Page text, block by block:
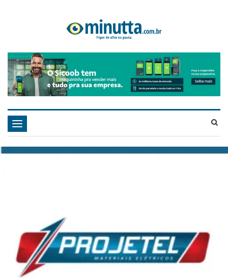
Navegação